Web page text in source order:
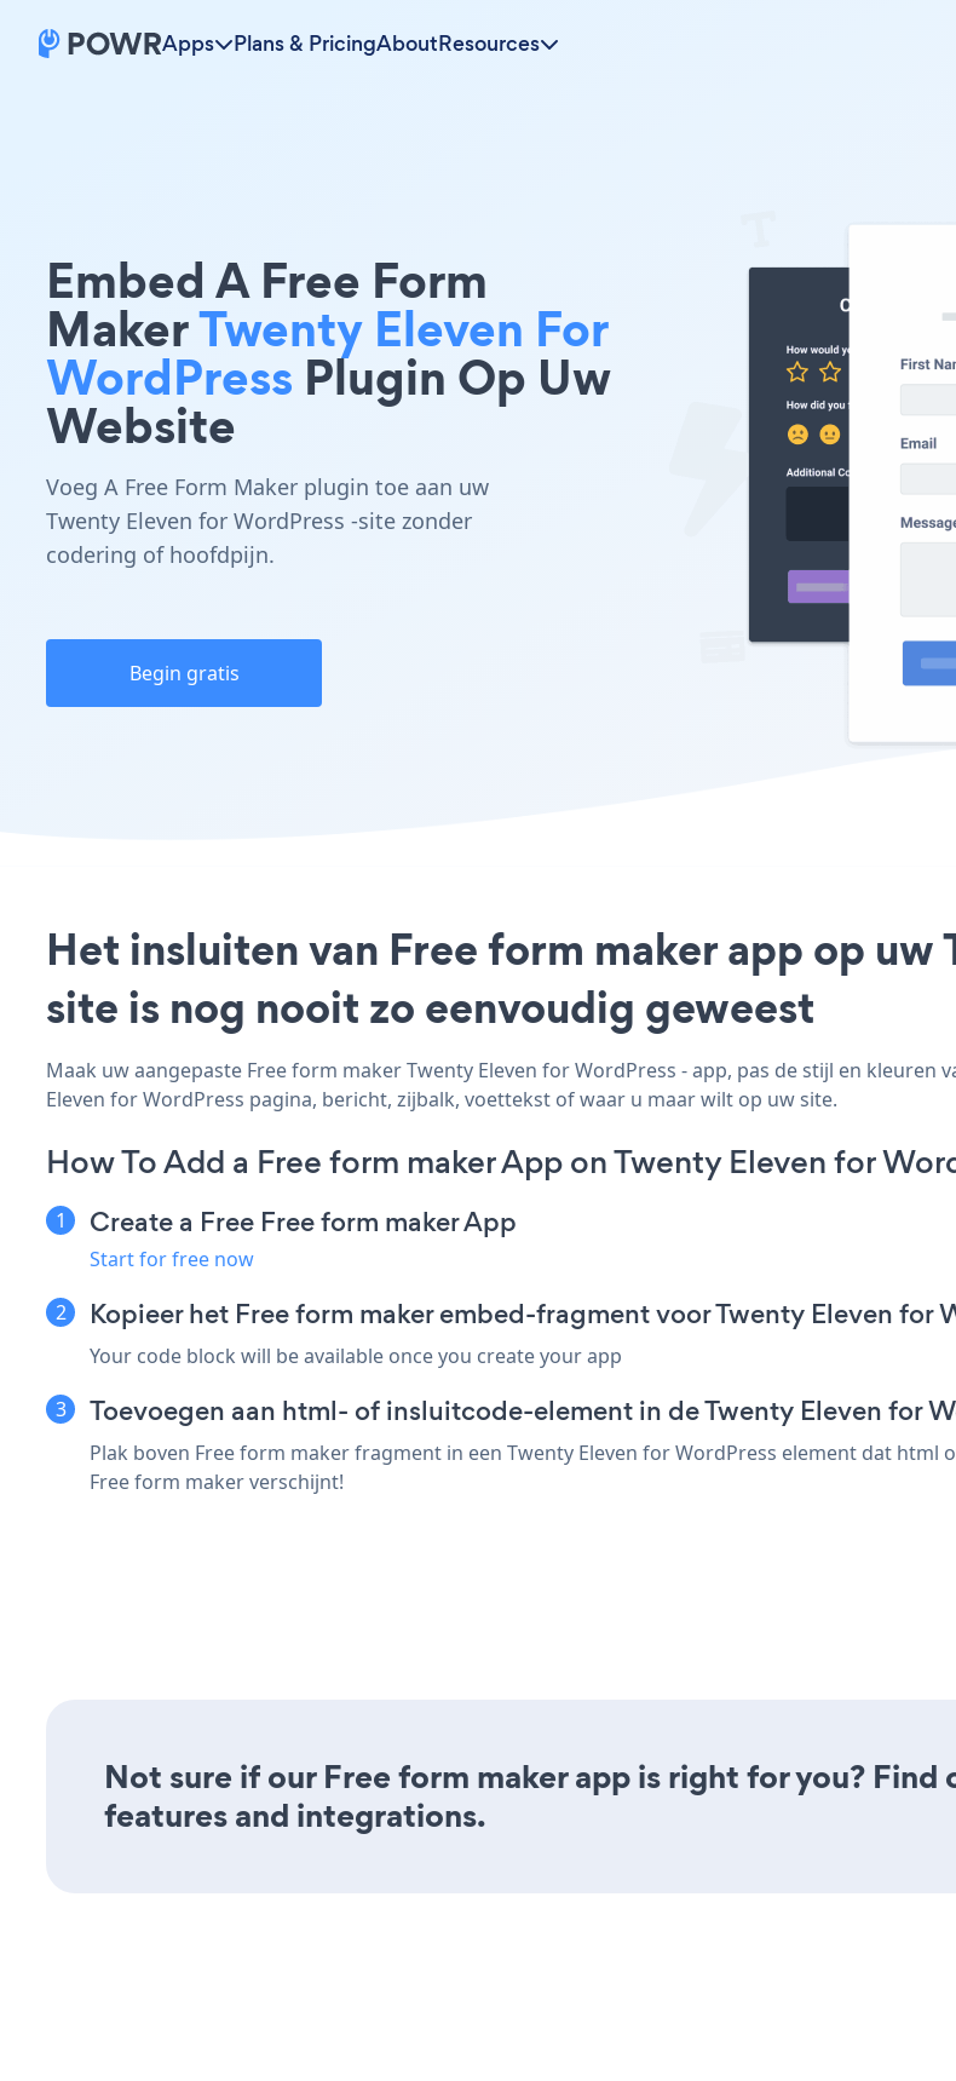
Apps Plans & PricingAboutResources
Embed A Free Form
MakerTwenty Eleven For
WordPress Plugin Op Uw
Website
Voeg A Free Form Maker plugin toe aan uw
Twenty Eleven for WordPress -site zonder
codering of hoofdpijn.
Begin gratis
Het insluiten van Free form maker app op
site is nog nooit zo eenvoudig geweest
Maak uw aangepaste Free form maker Twenty Eleven for WordPress - app, pas de stijl en
Eleven for WordPress pagina, bericht, zijbalk, voettekst of waar u maar wilt op uw site.
How To Add a Free form maker App on Twenty Eleven for
Create a Free Free form maker App
Start for free now
Kopieer het Free form maker embed-fragment voor Twenty Eleven for
Your code block will be available once you create your app
Toevoegen aan html- of insluitcode-element in de Twenty Eleven for
Plak boven Free form maker fragment in een Twenty Eleven for WordPress element dat html
Free form maker verschijnt!
Not sure if our Free form maker app is right for you?
features and integrations.